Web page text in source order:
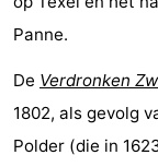
Blankenberge
-
Wenduine
Weer
Contact
Panne.
De Verdronken
1802, als gevolg
Polder (die in